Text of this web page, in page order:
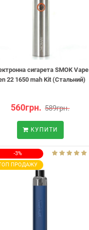
сигарета SMOK Vape
22 1650 mah Kit (Стальний)
560грн. 589грн.
КУПИТИ
-3%
ПРОДАЖУ